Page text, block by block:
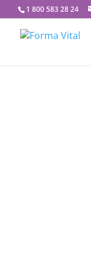
1 800 583 28 24